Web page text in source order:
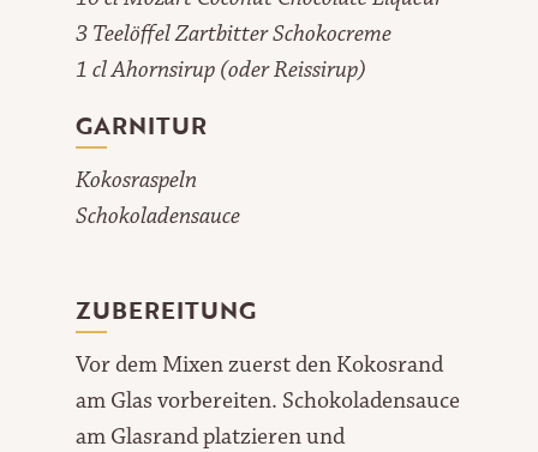
3 Teelöffel Zartbitter Schokocreme
1 cl Ahornsirup (oder Reissirup)
GARNITUR
Kokosraspeln
Schokoladensauce
ZUBEREITUNG
Vor dem Mixen zuerst den Kokosrand
am Glas vorbereiten. Schokoladensauce
am Glasrand platzieren und